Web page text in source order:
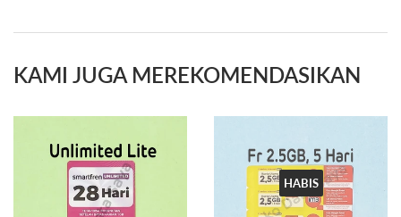
KAMI JUGA MEREKOMENDASIKAN
HABIS